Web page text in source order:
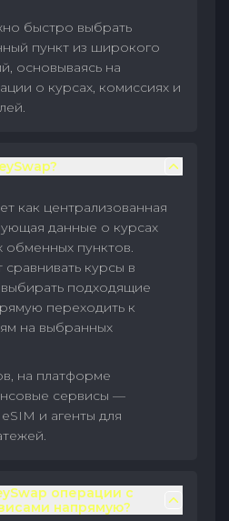
быстро выбрать
пункт из широкого
основываясь на
о курсах, комиссиях и
как централизованная
данные о курсах
обменных пунктов.
сравнивать курсы в
подходящие
переходить к
на выбранных
на платформе
сервисы —
и агенты для
операции с
напрямую?